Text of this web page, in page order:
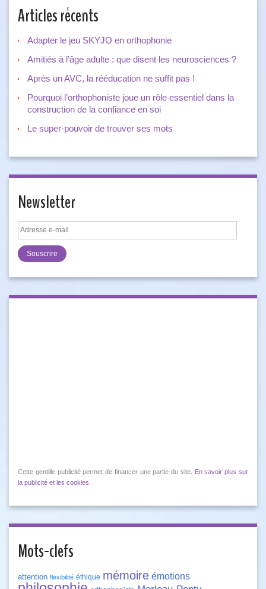
Articles récents
Adapter le jeu SKYJO en orthophonie
Amitiés à l’âge adulte : que disent les neurosciences ?
Après un AVC, la rééducation ne suffit pas !
Pourquoi l’orthophoniste joue un rôle essentiel dans la
construction de la confiance en soi
Le super-pouvoir de trouver ses mots
Newsletter
Adresse
e-
mail
Cette gentille publicité permet de financer une partie du site.
En savoir plus sur
la publicité et les cookies
Mots-clefs
attention flexibilité éthique mémoire émotions